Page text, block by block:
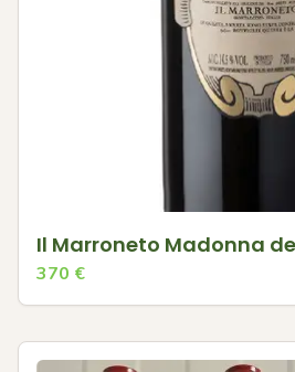
Il Marroneto Madonna
370 €